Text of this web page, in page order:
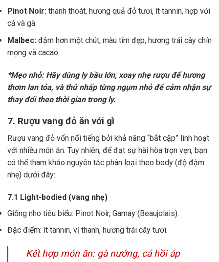
Pinot Noir: thanh thoát, hương quả đỏ tươi, ít tannin, hợp với
cá và gà.
Malbec: đậm hơn một chút, màu tím đẹp, hương trái cây chín
mọng và cacao.
*Mẹo nhỏ: Hãy dùng ly bầu lớn, xoay nhẹ rượu để hương
thơm lan tỏa, và thử nhấp từng ngụm nhỏ để cảm nhận sự
thay đổi theo thời gian trong ly.
7. Rượu vang đỏ ăn với gì
Rượu vang đỏ vốn nổi tiếng bởi khả năng “bắt cặp” linh hoạt
với nhiều món ăn. Tuy nhiên, để đạt sự hài hòa trọn vẹn, bạn
có thể tham khảo nguyên tắc phân loại theo body (độ đậm
nhẹ) dưới đây:
7.1 Light-bodied (vang nhẹ)
Giống nho tiêu biểu: Pinot Noir, Gamay (Beaujolais).
Đặc điểm: ít tannin, vị thanh, hương trái cây tươi.
Kết hợp món ăn: gà nướng, cá hồi áp